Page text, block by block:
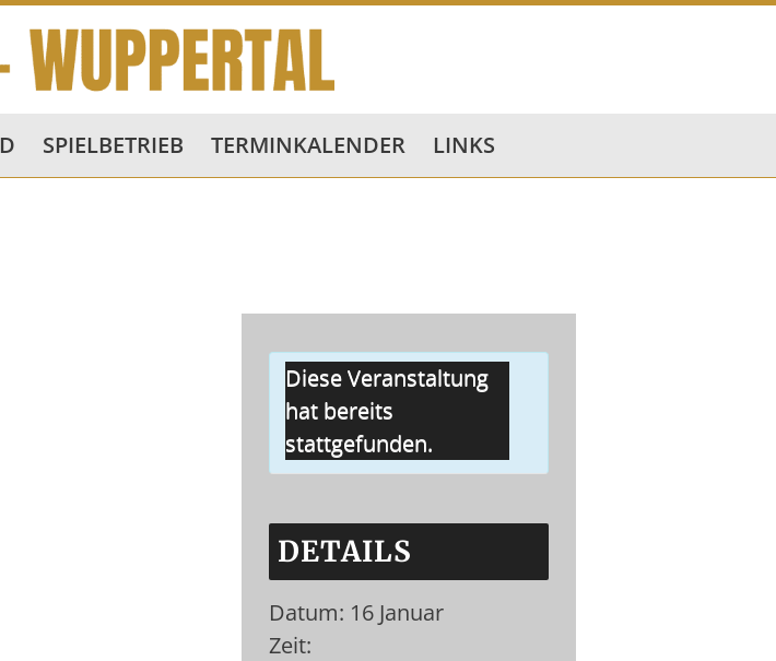
SPIELBETRIEB TERMINKALENDER LINKS
Diese Veranstaltung
hat bereits
stattgefunden.
DETAILS
Datum: 16 Januar
Zeit: